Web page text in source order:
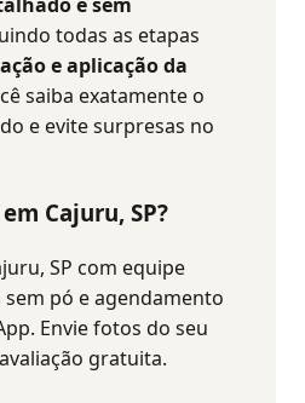
e sem
todas as etapas
e aplicação da
saiba exatamente o
e evite surpresas no
Cajuru, SP?
SP com equipe
pó e agendamento
Envie fotos do seu
gratuita.